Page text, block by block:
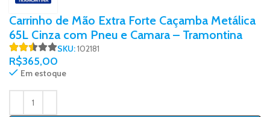
Carrinho de Mão Extra Forte Caçamba Metálica
65L Cinza com Pneu e Camara – Tramontina
SKU:102181
R$365,00
Em estoque